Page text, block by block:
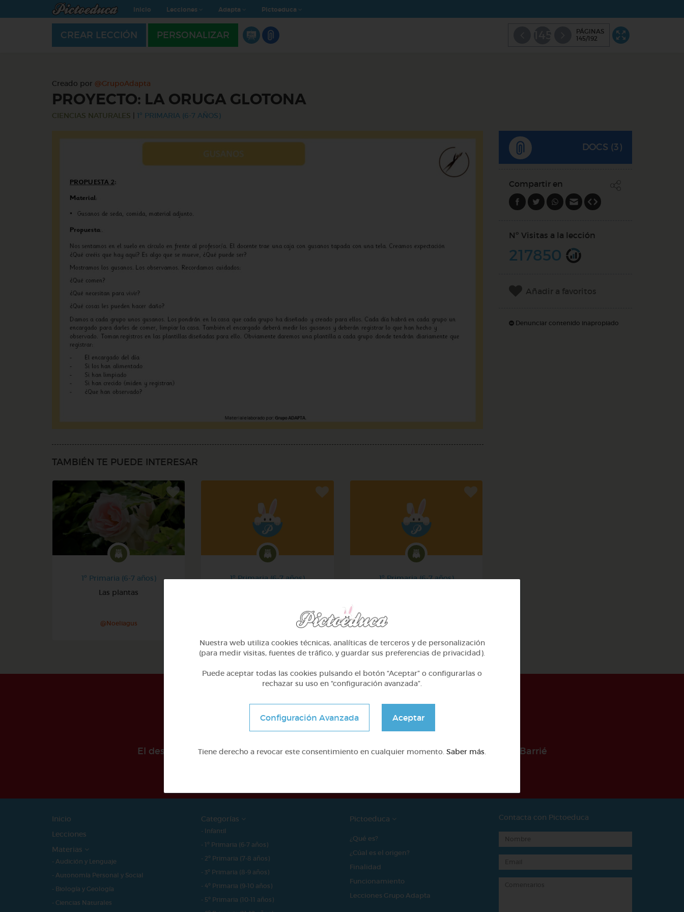
Inicio Lecciones Adapta Pictoeduca
CREAR LECCIÓN PERSONALIZAR
PÁGINAS
145/192
Creado por @GrupoAdapta
PROYECTO: LA ORUGA GLOTONA
CIENCIAS NATURALES 1º PRIMARIA (6-7 AÑOS)
TAMBIÉN TE PUEDE INTERESAR
1º Primaria (6-7 años)
Las plantas
@Noeliagus
1º Primaria (6-7 años)
1º Primaria (6-7 años)
DOCS (3)
Compartir en
Nº Visitas a la lección
217850
Añadir a favoritos
Denunciar contenido inapropiado
El desarollo de este proyecto ha sido posible gracias al mecenazgo de la Fundación Barrié
Inicio
Lecciones
Materias
- Audición y Lenguaje
- Autonomía Personal y Social
- Biología y Geología
- Ciencias Naturales
Categorías
- Infantil
- 1º Primaria (6-7 años)
- 2º Primaria (7-8 años)
- 3º Primaria (8-9 años)
- 4º Primaria (9-10 años)
- 5º Primaria (10-11 años)
Pictoeduca
¿Qué es?
¿Cúal es el origen?
Finalidad
Funcionamiento
Lecciones Grupo Adapta
Contacta con Pictoeduca
Nuestra web utiliza cookies técnicas, analíticas de terceros y de personalización
(para medir visitas, fuentes de tráfico, y guardar sus preferencias de privacidad).
Puede aceptar todas las cookies pulsando el botón “Aceptar” o configurarlas o
rechazar su uso en “configuración avanzada”.
Configuración Avanzada Aceptar
Tiene derecho a revocar este consentimiento en cualquier momento. Saber más.